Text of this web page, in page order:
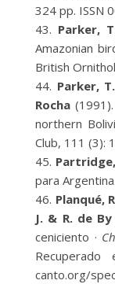
324 pp. ISSN
Parker,
Amazonian
British
Parker,
Rocha
northern
Club, 111 (3):
para
Planqué,
J. & R. de By
ceniciento ·
canto.org/